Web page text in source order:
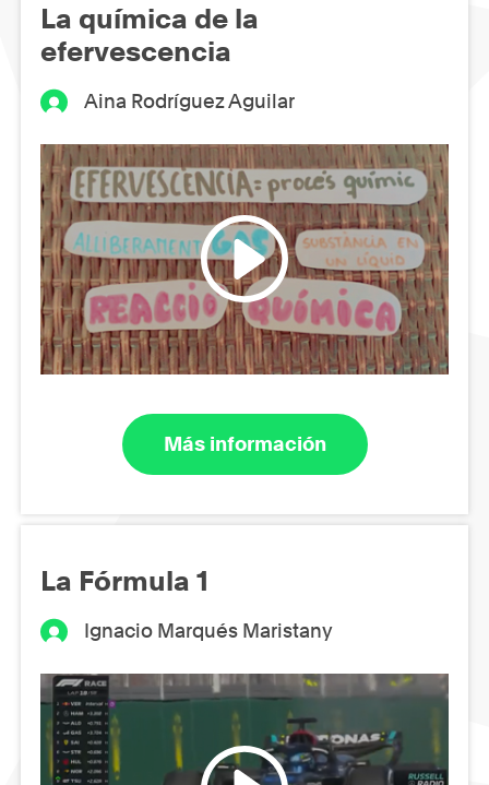
La química de la
efervescencia
Aina Rodríguez Aguilar
Más información
La Fórmula 1
Ignacio Marqués Maristany